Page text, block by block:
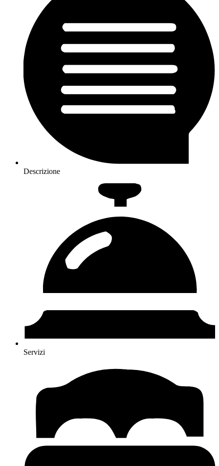
Descrizione
Servizi